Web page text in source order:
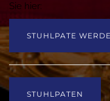
Sie hier:
STUHLPATE
STUHLPATEN